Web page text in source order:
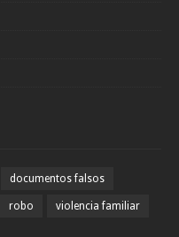
documentos falsos
robo violencia familiar